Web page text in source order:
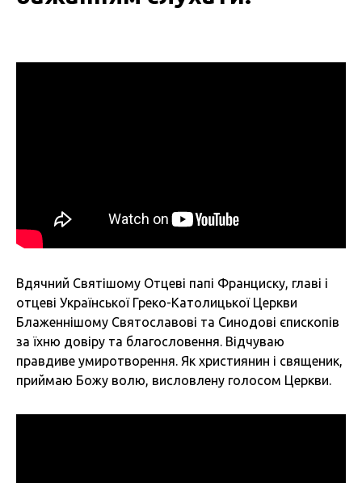
Вдячний Святішому Отцеві папі Франциску, главі і
отцеві Української Греко-Католицької Церкви
Блаженнішому Святославові та Синодові єпископів
за їхню довіру та благословення. Відчуваю
правдиве умиротворення. Як християнин і священик,
приймаю Божу волю, висловлену голосом Церкви.